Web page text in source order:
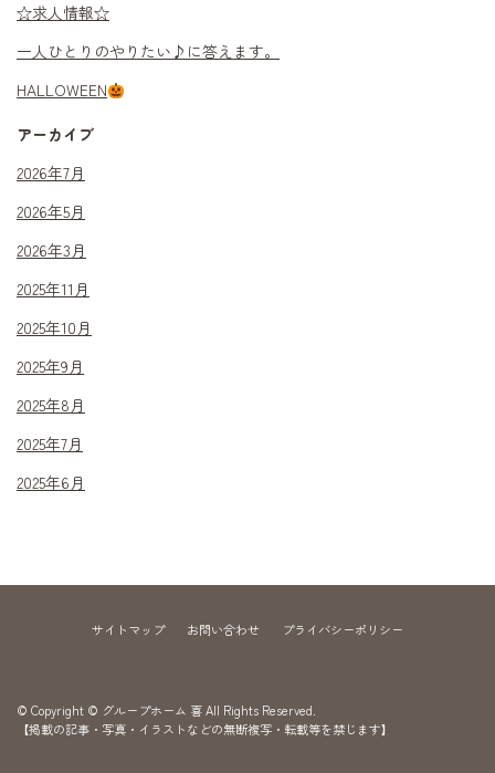
☆求人情報☆
一人ひとりのやりたい♪に答えます。
HALLOWEEN
アーカイブ
2026年7月
2026年5月
2026年3月
2025年11月
2025年10月
2025年9月
2025年8月
2025年7月
2025年6月
サイトマップ お問い合わせ プライバシーポリシー
© Copyright © グループホーム 喜 All Rights Reserved.
【掲載の記事・写真・イラストなどの無断複写・転載等を禁じます】